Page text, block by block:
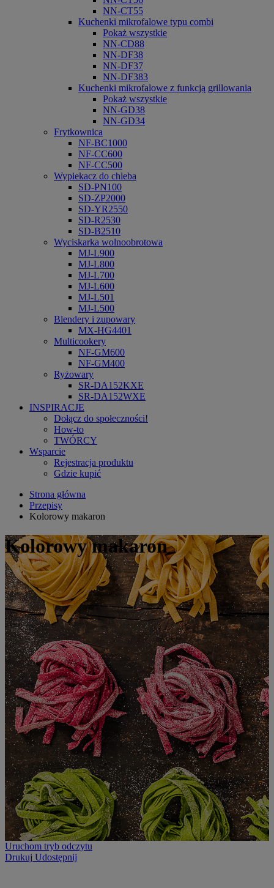
NN-CT55
Kuchenki mikrofalowe typu combi
Pokaż wszystkie
NN-CD88
NN-DF38
NN-DF37
NN-DF383
Kuchenki mikrofalowe z funkcją grillowania
Pokaż wszystkie
NN-GD38
NN-GD34
Frytkownica
NF-BC1000
NF-CC600
NF-CC500
Wypiekacz do chleba
SD-PN100
SD-ZP2000
SD-YR2550
SD-R2530
SD-B2510
Wyciskarka wolnoobrotowa
MJ-L900
MJ-L800
MJ-L700
MJ-L600
MJ-L501
MJ-L500
Blendery i zupowary
MX-HG4401
Multicookery
NF-GM600
NF-GM400
Ryżowary
SR-DA152KXE
SR-DA152WXE
INSPIRACJE
Dołącz do społeczności!
How-to
TWÓRCY
Wsparcie
Rejestracja produktu
Gdzie kupić
Strona główna
Przepisy
Kolorowy makaron
Kolorowy makaron
Uruchom tryb odczytu
Drukuj Udostępnij